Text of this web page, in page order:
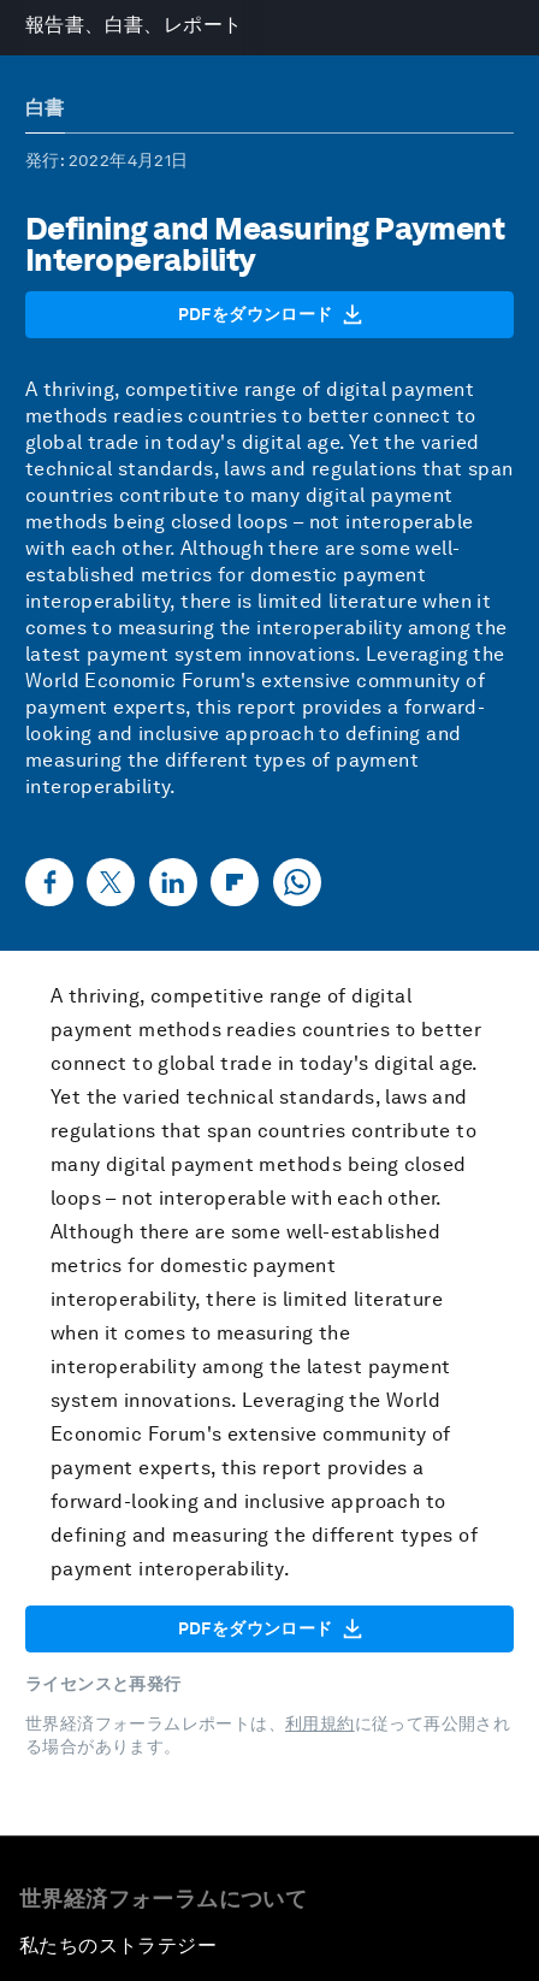
報告書、白書、レポート
白書
発行: 2022年4月21日
Defining and Measuring Payment
Interoperability
PDFをダウンロード
A thriving, competitive range of digital payment
methods readies countries to better connect to
global trade in today's digital age. Yet the varied
technical standards, laws and regulations that span
countries contribute to many digital payment
methods being closed loops – not interoperable
with each other. Although there are some well-
established metrics for domestic payment
interoperability, there is limited literature when it
comes to measuring the interoperability among the
latest payment system innovations. Leveraging the
World Economic Forum's extensive community of
payment experts, this report provides a forward-
looking and inclusive approach to defining and
measuring the different types of payment
interoperability.
A thriving, competitive range of digital
payment methods readies countries to better
connect to global trade in today's digital age.
Yet the varied technical standards, laws and
regulations that span countries contribute to
many digital payment methods being closed
loops – not interoperable with each other.
Although there are some well-established
metrics for domestic payment
interoperability, there is limited literature
when it comes to measuring the
interoperability among the latest payment
system innovations. Leveraging the World
Economic Forum's extensive community of
payment experts, this report provides a
forward-looking and inclusive approach to
defining and measuring the different types of
payment interoperability.
PDFをダウンロード
ライセンスと再発行
世界経済フォーラムレポートは、 利用規約に従って再公開され
る場合があります。
世界経済フォーラムについて
私たちのストラテジー